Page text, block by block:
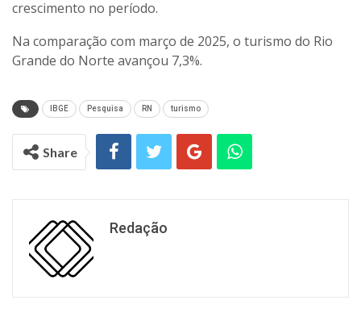
crescimento no período.
Na comparação com março de 2025, o turismo do Rio
Grande do Norte avançou 7,3%.
IBGE Pesquisa RN turismo
Share
Redação